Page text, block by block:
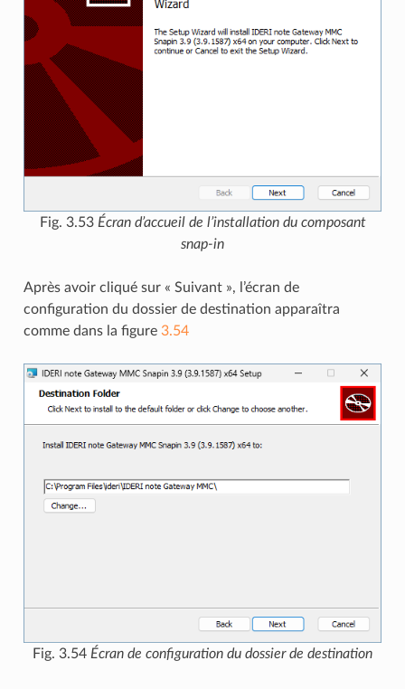
Fig. 3.53 Écran d’accueil de l’installation du composant
snap-in
Après avoir cliqué sur « Suivant », l’écran de
configuration du dossier de destination apparaîtra
comme dans la figure 3.54
Fig. 3.54 Écran de configuration du dossier de destination